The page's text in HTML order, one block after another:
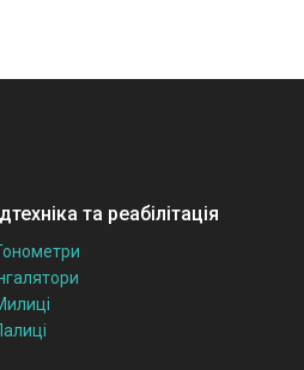
та реабілітація